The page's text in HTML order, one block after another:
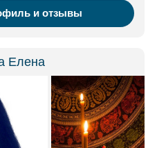
и отзывы
Елена